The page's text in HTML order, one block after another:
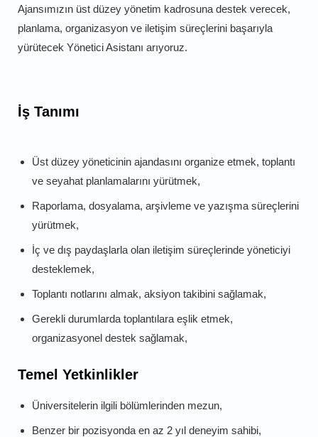
Ajansımızın üst düzey yönetim kadrosuna destek verecek,
planlama, organizasyon ve iletişim süreçlerini başarıyla
yürütecek Yönetici Asistanı arıyoruz.
İş Tanımı
Üst düzey yöneticinin ajandasını organize etmek, toplantı
ve seyahat planlamalarını yürütmek,
Raporlama, dosyalama, arşivleme ve yazışma süreçlerini
yürütmek,
İç ve dış paydaşlarla olan iletişim süreçlerinde yöneticiyi
desteklemek,
Toplantı notlarını almak, aksiyon takibini sağlamak,
Gerekli durumlarda toplantılara eşlik etmek,
organizasyonel destek sağlamak,
Temel Yetkinlikler
Üniversitelerin ilgili bölümlerinden mezun,
Benzer bir pozisyonda en az 2 yıl deneyim sahibi,